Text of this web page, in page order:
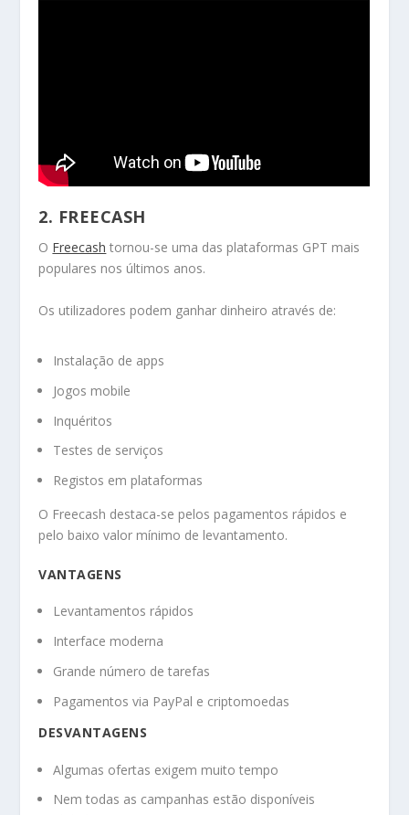
2. FREECASH
O Freecash tornou-se uma das plataformas GPT mais
populares nos últimos anos.
Os utilizadores podem ganhar dinheiro através de:
Instalação de apps
Jogos mobile
Inquéritos
Testes de serviços
Registos em plataformas
O Freecash destaca-se pelos pagamentos rápidos e
pelo baixo valor mínimo de levantamento.
VANTAGENS
Levantamentos rápidos
Interface moderna
Grande número de tarefas
Pagamentos via PayPal e criptomoedas
DESVANTAGENS
Algumas ofertas exigem muito tempo
Nem todas as campanhas estão disponíveis